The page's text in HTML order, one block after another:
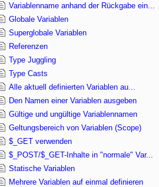
Variablenname anhand der Rückgabe ein...
Globale Variablen
Superglobale Variablen
Referenzen
Type Juggling
Type Casts
Alle aktuell definierten Variablen au...
Den Namen einer Variablen ausgeben
Gültige und ungültige Variablennamen
Geltungsbereich von Variablen (Scope)
$_GET verwenden
$_POST/$_GET-Inhalte in "normale" Var...
Statische Variablen
Mehrere Variablen auf einmal definieren